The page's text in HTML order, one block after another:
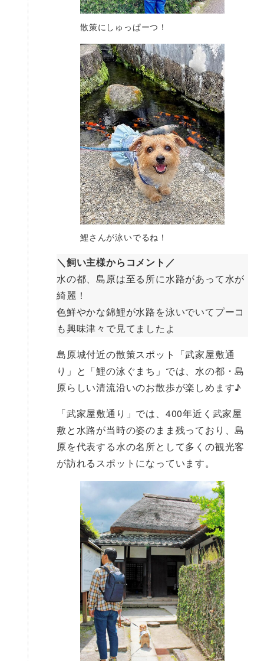
散策にしゅっぱーつ！
鯉さんが泳いでるね！
＼飼い主様からコメント／
水の都、島原は至る所に水路があって水が
綺麗！
色鮮やかな錦鯉が水路を泳いでいてプーコ
も興味津々で見てましたよ
島原城付近の散策スポット「武家屋敷通
り」と「鯉の泳ぐまち」では、水の都・島
原らしい清流沿いのお散歩が楽しめます♪
「武家屋敷通り」では、400年近く武家屋
敷と水路が当時の姿のまま残っており、島
原を代表する水の名所として多くの観光客
が訪れるスポットになっています。